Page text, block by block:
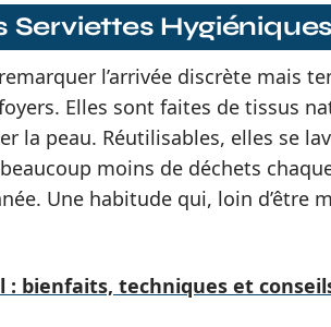
Serviettes
l’arrivée discrète mais
Elles sont faites de tissus
la peau. Réutilisables, elles se
moins de déchets
Une habitude qui, loin d’être
: bienfaits, techniques et